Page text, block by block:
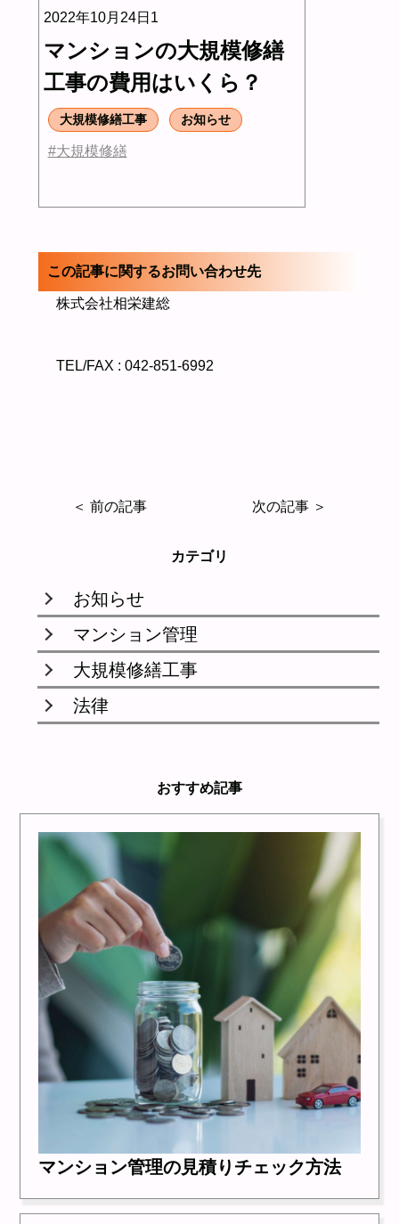
2022年10月24日1
マンションの大規模修繕
工事の費用はいくら？
大規模修繕工事 お知らせ
#大規模修繕
この記事に関するお問い合わせ先
株式会社相栄建総
TEL/FAX : 042-851-6992
＜ 前の記事 次の記事 ＞
カテゴリ
お知らせ
マンション管理
大規模修繕工事
法律
おすすめ記事
マンション管理の見積りチェック方法